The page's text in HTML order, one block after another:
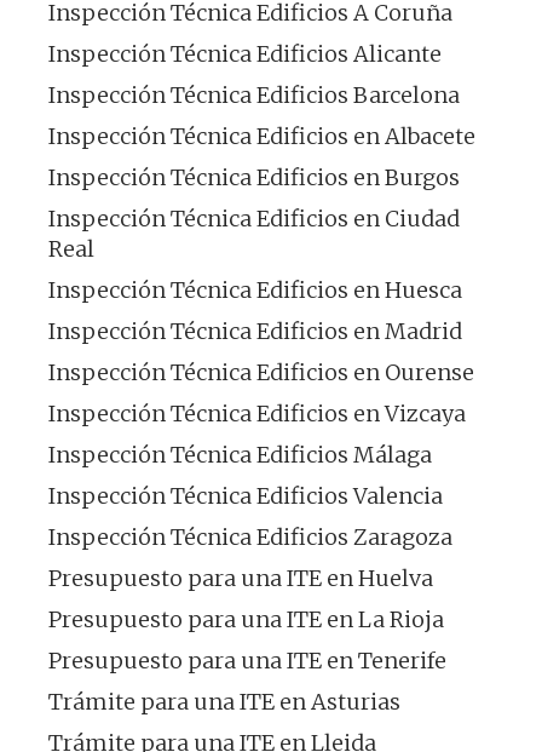
Inspección Técnica Edificios A Coruña
Inspección Técnica Edificios Alicante
Inspección Técnica Edificios Barcelona
Inspección Técnica Edificios en Albacete
Inspección Técnica Edificios en Burgos
Inspección Técnica Edificios en Ciudad
Real
Inspección Técnica Edificios en Huesca
Inspección Técnica Edificios en Madrid
Inspección Técnica Edificios en Ourense
Inspección Técnica Edificios en Vizcaya
Inspección Técnica Edificios Málaga
Inspección Técnica Edificios Valencia
Inspección Técnica Edificios Zaragoza
Presupuesto para una ITE en Huelva
Presupuesto para una ITE en La Rioja
Presupuesto para una ITE en Tenerife
Trámite para una ITE en Asturias
Trámite para una ITE en Lleida